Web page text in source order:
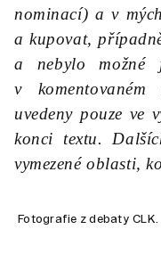
nominací) a v
a kupovat,
a nebylo možné
v
uvedeny pouze ve
konci textu.
vymezené oblasti,
Fotografie z debaty CLK.